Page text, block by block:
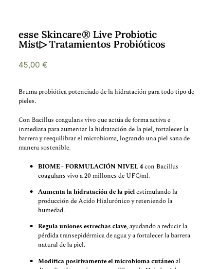
esse Skincare® Live Probiotic
Mist▷ Tratamientos Probióticos
45,00€
Bruma probiótica potenciado de la hidratación para todo tipo de
pieles.
Con Bacillus coagulans vivo que actúa de forma activa e
inmediata para aumentar la hidratación de la piel, fortalecer la
barrera y reequilibrar el microbioma, logrando una piel sana de
manera sostenible.
BIOME+ FORMULACIÓN NIVEL 4con Bacillus
coagulans vivo a 20 millones de UFC/ml.
Aumenta la hidratación de la pielestimulando la
producción de Ácido Hialurónico y reteniendo la
humedad.
Regula uniones estrechas clave, ayudando a reducir la
pérdida transepidérmica de agua y a fortalecer la barrera
natural de la piel.
Modifica positivamente el microbioma cutáneoal